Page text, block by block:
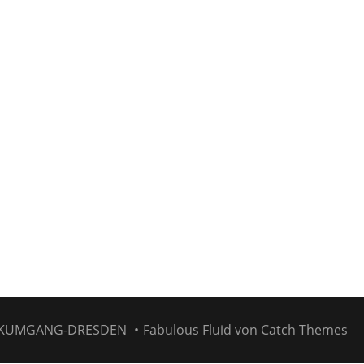
DRESDEN • Fabulous Fluid von Catch Themes